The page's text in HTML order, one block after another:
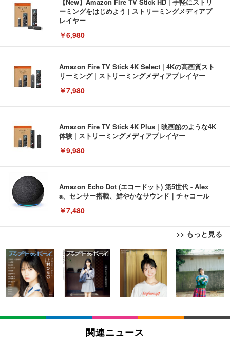
【New】Amazon Fire TV Stick HD | 手軽にストリ
ーミングをはじめよう | ストリーミングメディアプ
レイヤー
￥6,980
Amazon Fire TV Stick 4K Select | 4Kの高画質スト
リーミング | ストリーミングメディアプレイヤー
￥7,980
Amazon Fire TV Stick 4K Plus | 映画館のような4K
体験 | ストリーミングメディアプレイヤー
￥9,980
Amazon Echo Dot (エコードット) 第5世代 - Alex
a、センサー搭載、鮮やかなサウンド｜チャコール
￥7,480
>> もっと見る
[EdoErgo] オフィスチェア 椅子 テレワーク 疲れな
い 跳ね上げ式アームレスト コンパクト 約105度ロッ
キング pc 事務椅子 360度回転 座面昇降 強化ナイロ
ン樹脂ベース 通気性メッシュ 在宅ワーク H-WY01
(黒網+黒枠+黒足)
￥5,699
SIHOO B100 オフィスチェア／デスクチェア メッシ
ュチェア 人間工学 疲れない ブラック
EIZO ビジネス向けプレミアムモニター | FlexScan
EV3240X-WT | 31.5型4K UHD・USB Type-C・ホワ
イト
￥105,595
EIZO ビジネス向けプレミアムモニター | FlexScan
Amazonベーシック ペットシーツ 薄型 レギュラー 1
回使い捨て 無香料 ホワイト 300枚
￥3,373
Amazonベーシック ペットシーツ 厚型 ワイド 42枚
x2袋(84枚) ホワイト(吸収面:ライトブルー)
関連ニュース